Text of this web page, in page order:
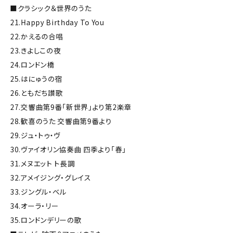
■クラシック＆世界のうた
21.Happy Birthday To You
22.かえるの合唱
23.きよしこの夜
24.ロンドン橋
25.はにゅうの宿
26.ともだち讃歌
27.交響曲第9番「新世界」より第2楽章
28.歓喜のうた 交響曲第9番より
29.ジュ・トゥ・ヴ
30.ヴァイオリン協奏曲 四季より「春」
31.メヌエット ト長調
32.アメイジング・グレイス
33.ジングル・ベル
34.オーラ・リー
35.ロンドンデリーの歌